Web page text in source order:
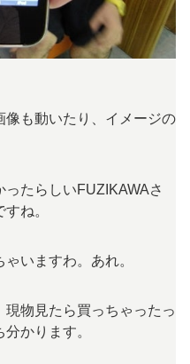
も動いたり、イメージの
たらしいFUZIKAWAさ
ね。
いますわ。あれ。
物見たら買っちゃったっ
かります。